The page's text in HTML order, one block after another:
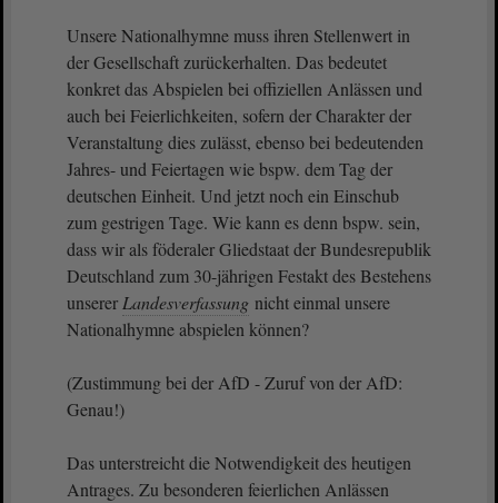
Unsere Nationalhymne muss ihren Stellenwert in
der Gesellschaft zurückerhalten. Das bedeutet
konkret das Abspielen bei offiziellen Anlässen und
auch bei Feierlichkeiten, sofern der Charakter der
Veranstaltung dies zulässt, ebenso bei bedeutenden
Jahres- und Feiertagen wie bspw. dem Tag der
deutschen Einheit. Und jetzt noch ein Einschub
zum gestrigen Tage. Wie kann es denn bspw. sein,
dass wir als föderaler Gliedstaat der Bundesrepublik
Deutschland zum 30-jährigen Festakt des Bestehens
unserer Landesverfassung nicht einmal unsere
Nationalhymne abspielen können?
(Zustimmung bei der AfD - Zuruf von der AfD:
Genau!)
Das unterstreicht die Notwendigkeit des heutigen
Antrages. Zu besonderen feierlichen Anlässen